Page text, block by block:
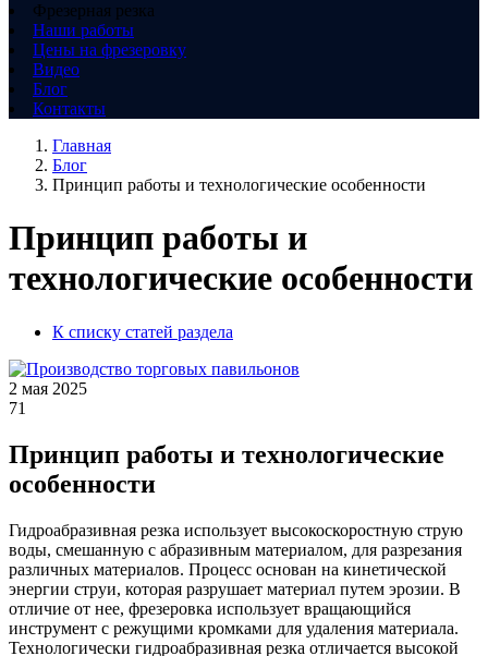
Фрезерная резка
Наши работы
Цены на фрезеровку
Видео
Блог
Контакты
Главная
Блог
Принцип работы и технологические особенности
Принцип работы и
технологические особенности
К списку статей раздела
2 мая 2025
71
Принцип работы и технологические
особенности
Гидроабразивная резка использует высокоскоростную струю
воды, смешанную с абразивным материалом, для разрезания
различных материалов. Процесс основан на кинетической
энергии струи, которая разрушает материал путем эрозии. В
отличие от нее, фрезеровка использует вращающийся
инструмент с режущими кромками для удаления материала.
Технологически гидроабразивная резка отличается высокой